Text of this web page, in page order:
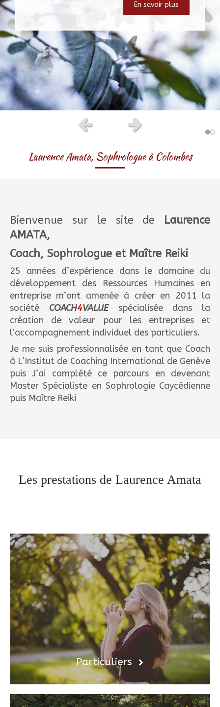
En savoir plus
Slide précédentSlide suivant
Laurence Amata, Sophrologue à Colombes
Bienvenue sur le site de
Laurence
AMATA,
Coach, Sophrologue et Maître Reiki
25 années d’expérience dans le domaine du
développement des Ressources Humaines en
entreprise m’ont amenée à créer en 2011 la
société COACH4VALUE
spécialisée dans la
création de valeur pour les entreprises et
l’accompagnement individuel des particuliers.
Je me suis professionnalisée en tant que Coach
à L’Institut de Coaching International de Genève
puis J’ai complété ce parcours en devenant
Master Spécialiste en Sophrologie Caycédienne
puis Maître Reiki
Les prestations de Laurence Amata
Particuliers